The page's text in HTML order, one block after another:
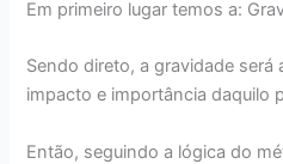
Em primeiro lugar temos a:
Sendo direto, a gravidade será
impacto e importância daquilo
Então, seguindo a lógica do